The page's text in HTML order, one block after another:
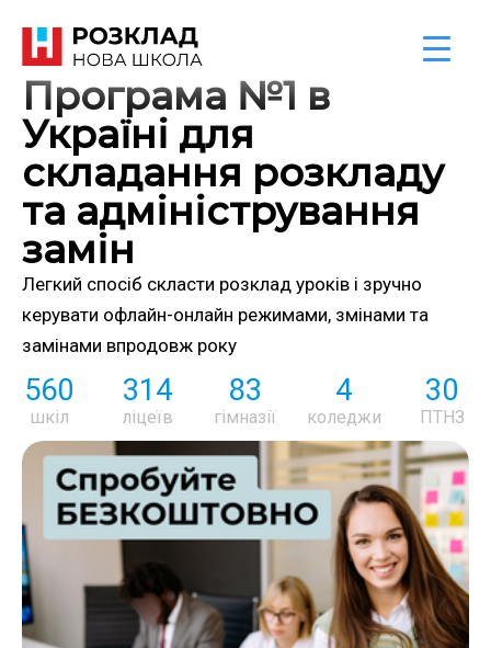
Програма №1 в
Україні для
складання розкладу
та адміністрування
замін
Легкий спосіб скласти розклад уроків і зручно
керувати офлайн-онлайн режимами, змінами та
замінами впродовж року
шкіл
560
ліцеїв
314
гімназії
83
коледжи
4
ПТНЗ
30